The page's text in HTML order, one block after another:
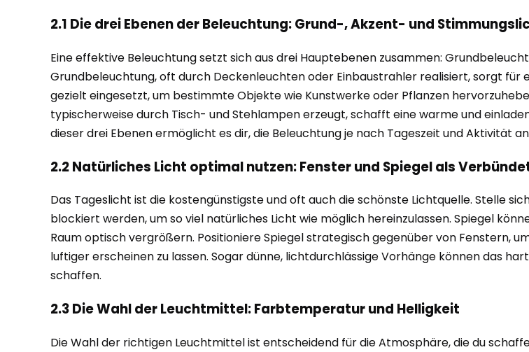
2.1 Die drei Ebenen der Beleuchtung: Grund-, Akzent- und
Eine effektive Beleuchtung setzt sich aus drei Hauptebenen zusammen:
Grundbeleuchtung, oft durch Deckenleuchten oder Einbaustrahler realisiert, sorgt für
gezielt eingesetzt, um bestimmte Objekte wie Kunstwerke oder Pflanzen
typischerweise durch Tisch- und Stehlampen erzeugt, schafft eine warme und
dieser drei Ebenen ermöglicht es dir, die Beleuchtung je nach Tageszeit und Aktivität
2.2 Natürliches Licht optimal nutzen: Fenster und Spiegel als
Das Tageslicht ist die kostengünstigste und oft auch die schönste Lichtquelle. Stelle
blockiert werden, um so viel natürliches Licht wie möglich hereinzulassen. Spiegel
Raum optisch vergrößern. Positioniere Spiegel strategisch gegenüber von Fenstern,
luftiger erscheinen zu lassen. Sogar dünne, lichtdurchlässige Vorhänge können das
schaffen.
2.3 Die Wahl der Leuchtmittel: Farbtemperatur und Helligkeit
Die Wahl der richtigen Leuchtmittel ist entscheidend für die Atmosphäre, die du